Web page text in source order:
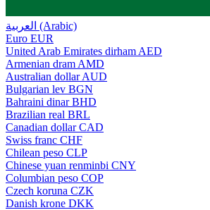
العربية (Arabic)
Euro EUR
United Arab Emirates dirham AED
Armenian dram AMD
Australian dollar AUD
Bulgarian lev BGN
Bahraini dinar BHD
Brazilian real BRL
Canadian dollar CAD
Swiss franc CHF
Chilean peso CLP
Chinese yuan renminbi CNY
Columbian peso COP
Czech koruna CZK
Danish krone DKK